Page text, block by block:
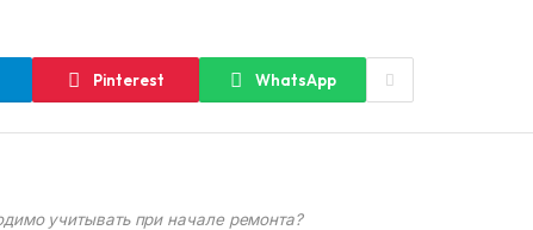
Pinterest WhatsApp
учитывать при начале ремонта?